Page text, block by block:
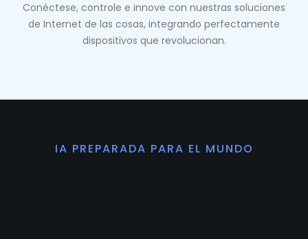
Conéctese, controle e innove con nuestras soluciones
de Internet de las cosas, integrando perfectamente
dispositivos que revolucionan.
IA PREPARADA PARA EL MUNDO